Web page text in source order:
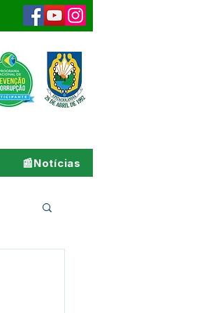
📰Notícias